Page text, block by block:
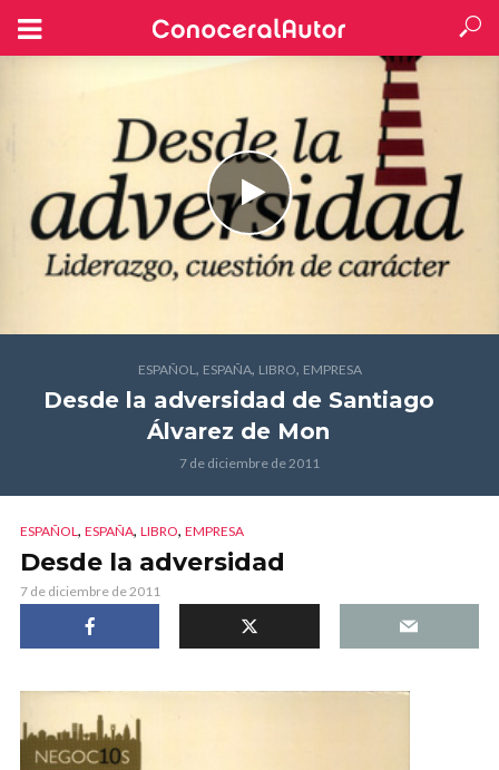
ESPAÑOL, ESPAÑA, LIBRO, EMPRESA
Desde la adversidad de Santiago
Álvarez de Mon
7 de diciembre de 2011
ESPAÑOL, ESPAÑA, LIBRO, EMPRESA
Desde la adversidad
7 de diciembre de 2011